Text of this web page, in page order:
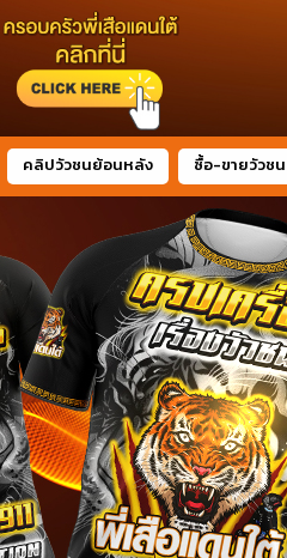
คลิปวัวชนย้อนหลัง ซื้อ-ขายวัวชน